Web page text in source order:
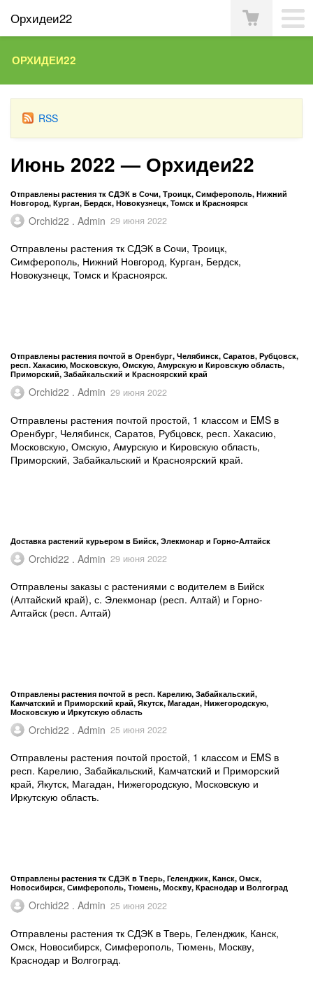
Орхидеи22
ОРХИДЕИ22
RSS
Июнь 2022 — Орхидеи22
Отправлены растения тк СДЭК в Сочи, Троицк, Симферополь, Нижний
Новгород, Курган, Бердск, Новокузнецк, Томск и Красноярск
Orchid22 . Admin 29 июня 2022
Отправлены растения тк СДЭК в Сочи, Троицк,
Симферополь, Нижний Новгород, Курган, Бердск,
Новокузнецк, Томск и Красноярск.
Отправлены растения почтой в Оренбург, Челябинск, Саратов, Рубцовск,
респ. Хакасию, Московскую, Омскую, Амурскую и Кировскую область,
Приморский, Забайкальский и Красноярский край
Orchid22 . Admin 29 июня 2022
Отправлены растения почтой простой, 1 классом и EMS в
Оренбург, Челябинск, Саратов, Рубцовск, респ. Хакасию,
Московскую, Омскую, Амурскую и Кировскую область,
Приморский, Забайкальский и Красноярский край.
Доставка растений курьером в Бийск, Элекмонар и Горно-Алтайск
Orchid22 . Admin 29 июня 2022
Отправлены заказы с растениями с водителем в Бийск
(Алтайский край), с. Элекмонар (респ. Алтай) и Горно-
Алтайск (респ. Алтай)
Отправлены растения почтой в респ. Карелию, Забайкальский,
Камчатский и Приморский край, Якутск, Магадан, Нижегородскую,
Московскую и Иркутскую область
Orchid22 . Admin 25 июня 2022
Отправлены растения почтой простой, 1 классом и EMS в
респ. Карелию, Забайкальский, Камчатский и Приморский
край, Якутск, Магадан, Нижегородскую, Московскую и
Иркутскую область.
Отправлены растения тк СДЭК в Тверь, Геленджик, Канск, Омск,
Новосибирск, Симферополь, Тюмень, Москву, Краснодар и Волгоград
Orchid22 . Admin 25 июня 2022
Отправлены растения тк СДЭК в Тверь, Геленджик, Канск,
Омск, Новосибирск, Симферополь, Тюмень, Москву,
Краснодар и Волгоград.